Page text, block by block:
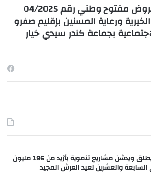
إعلان عن طلب عروض مفتوح وطني رقم 04/2025
ورعاية المسنين بإقليم صفرو
بجماعة كندر سيدي خيار
عامل إقليم صفرو يطلق ويدشن مشاريع تنموية بأزيد من 186 مليون
السابعة والعشرين لعيد العرش المجيد